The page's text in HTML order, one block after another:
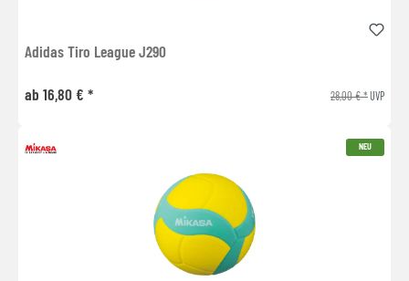
Adidas Tiro League J290
ab 16,80 € * 28,00 € *UVP
NEU